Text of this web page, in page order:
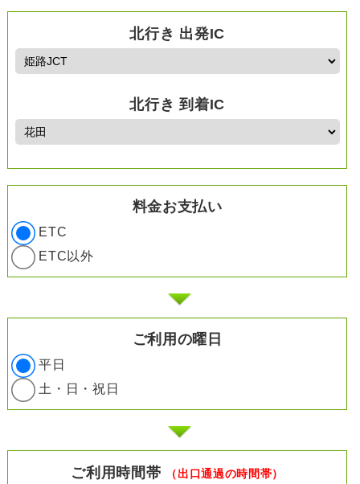
北行き 出発IC
北行き 到着IC
料金お支払い
ETC
ETC以外
ご利用の曜日
平日
土・日・祝日
ご利用時間帯 （出口通過の時間帯）